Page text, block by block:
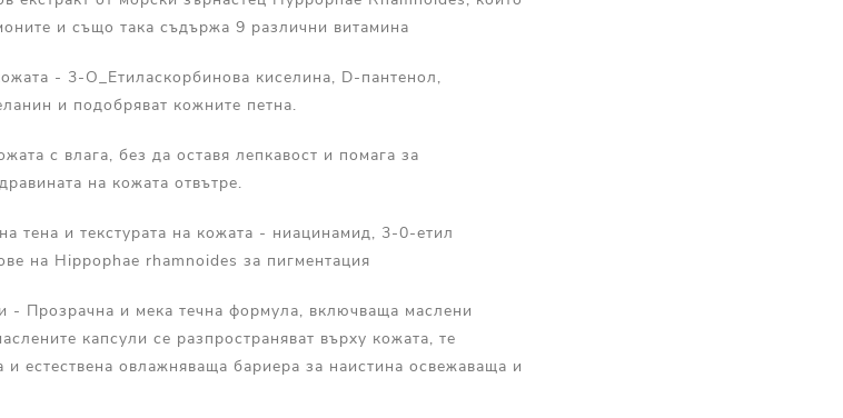
и също така съдържа 9 различни витамина
- 3-O_Етиласкорбинова киселина, D-пантенол,
и подобряват кожните петна.
с влага, без да оставя лепкавост и помага за
на кожата отвътре.
тена и текстурата на кожата - ниацинамид, 3-0-етил
на Hippophae rhamnoides за пигментация
Прозрачна и мека течна формула, включваща маслени
капсули се разпространяват върху кожата, те
естествена овлажняваща бариера за наистина освежаваща и